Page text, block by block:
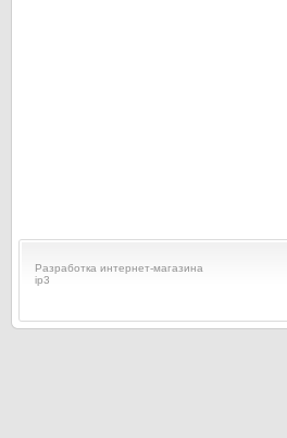
Разработка интернет-магазина
ip3